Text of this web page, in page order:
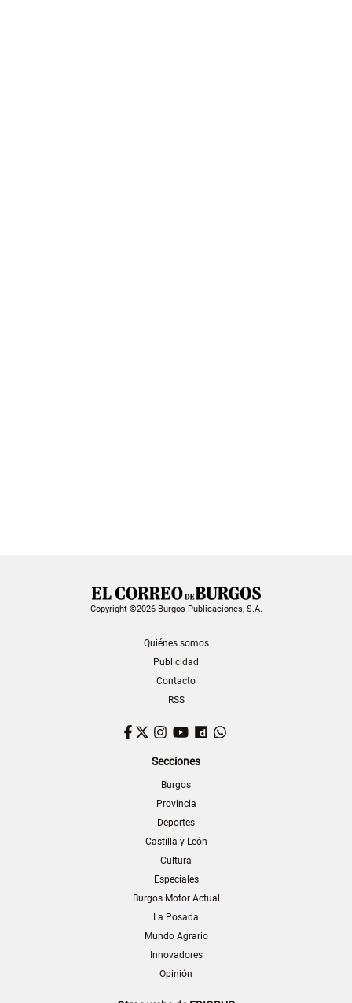
Copyright ©2026 Burgos Publicaciones, S.A.
Quiénes somos
Publicidad
Contacto
RSS
Facebook
TwitterInstagram
YouTubeDailymotion
Secciones
Burgos
Provincia
Deportes
Castilla y León
Cultura
Especiales
Burgos Motor Actual
La Posada
Mundo Agrario
Innovadores
Opinión